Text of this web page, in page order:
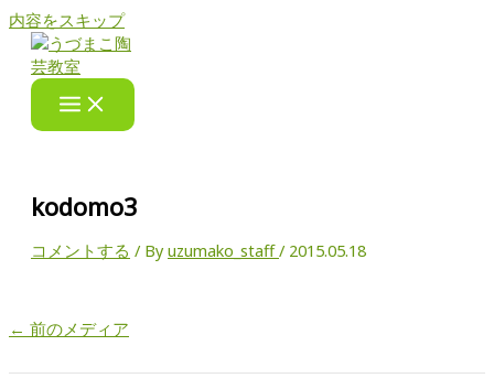
内容をスキップ
kodomo3
コメントする / Byuzumako_staff/ 2015.05.18
← 前のメディア